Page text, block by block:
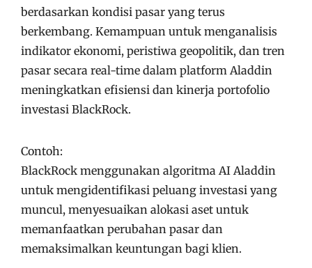
berdasarkan kondisi pasar yang terus
berkembang. Kemampuan untuk menganalisis
indikator ekonomi, peristiwa geopolitik, dan tren
pasar secara real-time dalam platform Aladdin
meningkatkan efisiensi dan kinerja portofolio
investasi BlackRock.
Contoh:
BlackRock menggunakan algoritma AI Aladdin
untuk mengidentifikasi peluang investasi yang
muncul, menyesuaikan alokasi aset untuk
memanfaatkan perubahan pasar dan
memaksimalkan keuntungan bagi klien.